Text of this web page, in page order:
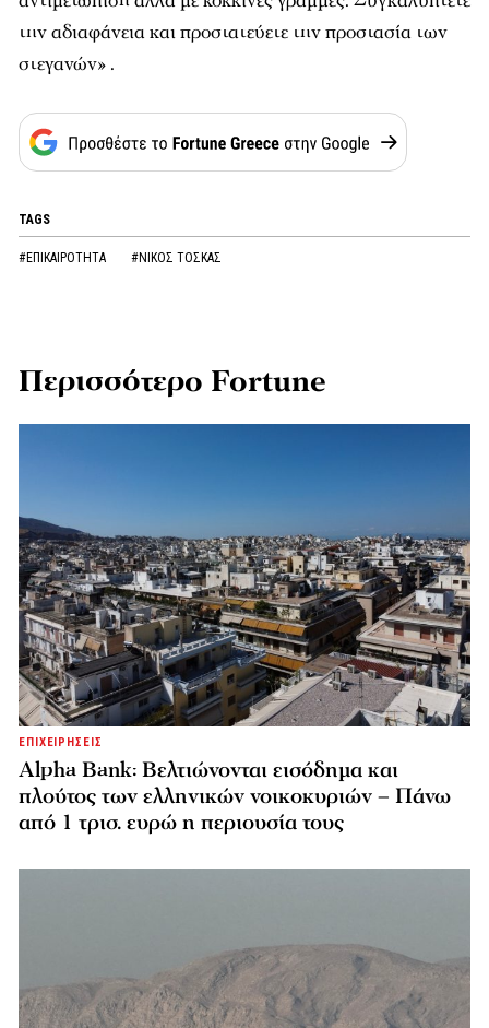
την αδιαφάνεια και προστατεύετε την προστασία των
στεγανών» .
TAGS
#ΕΠΙΚΑΙΡΟΤΗΤΑ #ΝΙΚΟΣ ΤΟΣΚΑΣ
Περισσότερο Fortune
ΕΠΙΧΕΙΡΗΣΕΙΣ
Alpha Bank: Βελτιώνονται εισόδημα και
πλούτος των ελληνικών νοικοκυριών – Πάνω
από 1 τρισ. ευρώ η περιουσία τους